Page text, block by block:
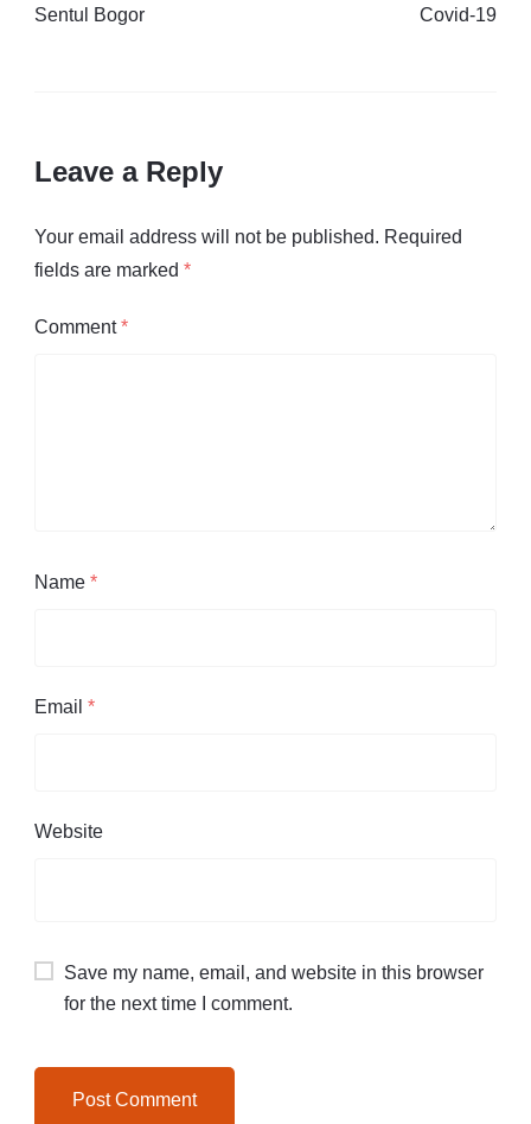
Sentul Bogor
Covid-19
Leave a Reply
Your email address will not be published. Required
fields are marked *
Comment*
Name *
Email *
Website
Save my name, email, and website in this browser
for the next time I comment.